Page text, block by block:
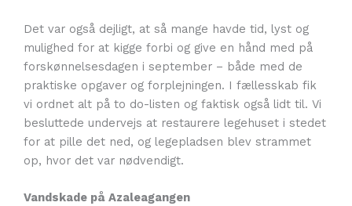
Det var også dejligt, at så mange havde tid, lyst og
mulighed for at kigge forbi og give en hånd med på
forskønnelsesdagen i september – både med de
praktiske opgaver og forplejningen. I fællesskab fik
vi ordnet alt på to do-listen og faktisk også lidt til. Vi
besluttede undervejs at restaurere legehuset i stedet
for at pille det ned, og legepladsen blev strammet
op, hvor det var nødvendigt.
Vandskade på Azaleagangen